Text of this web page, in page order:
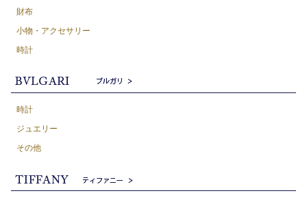
財布
小物・アクセサリー
時計
時計
ジュエリー
その他